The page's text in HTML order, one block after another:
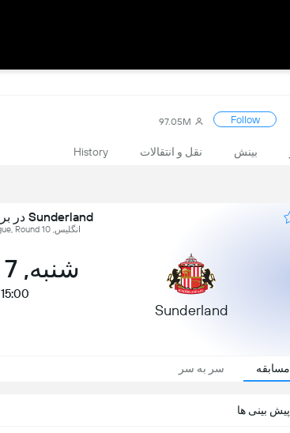
Follow
97.05M
بینش نقل و انتقالات History
Sunderland در برابر Chelsea
انگلیس, Premier League, Round 10
Sunderland
شنبه, 7 نوامـ
15:00
مسابقه سر به سر
پیش بینی ها